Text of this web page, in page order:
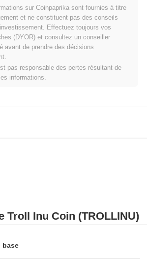
Troll Inu Coin (TROLLINU)
base
actuellement~0.70%en dessous de
Inu Coin performe-t-il par rapport
plus large ?
jours, Troll Inu Coin a a gagné
crypto global qui a affiché une baisse de
sur Coinpaprika sont fournies à titre
et ne constituent pas des conseils
Effectuez toujours vos
(DYOR) et consultez un conseiller
avant de prendre des décisions
pas responsable des pertes résultant de
informations.